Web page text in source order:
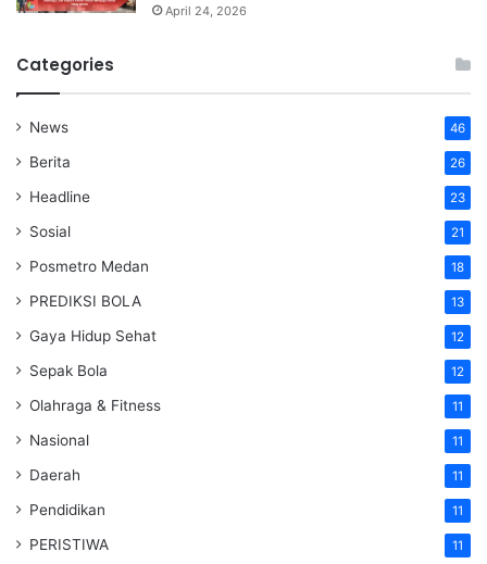
April 24, 2026
Categories
News 46
Berita 26
Headline 23
Sosial 21
Posmetro Medan 18
PREDIKSI BOLA 13
Gaya Hidup Sehat 12
Sepak Bola 12
Olahraga & Fitness 11
Nasional 11
Daerah 11
Pendidikan 11
PERISTIWA 11